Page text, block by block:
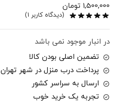
1,500,000 تومان
(دیدگاه کاربر 1
)
در انبار موجود نمی باشد
تضمین اصلی بودن کالا
پرداخت درب منزل در شهر تهران
ارسال به سراسر کشور
تجربه یک خرید خوب